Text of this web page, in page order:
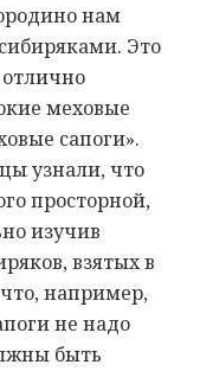
нам
Это
меховые
сапоги».
узнали, что
просторной,
изучив
взятых в
например,
не надо
быть